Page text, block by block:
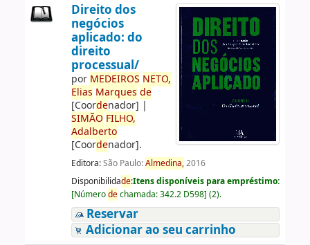
Direito dos
negócios
aplicado: do
direito
processual/
por MEDEIROS NETO,
Elias Marques de
[Coordenador] |
SIMÃO FILHO,
Adalberto
[Coordenador].
Editora:São Paulo:Almedina,2016
Disponibilidade:Itens disponíveis para empréstimo:
[Númerodechamada:342.2 D598] (2).
Reservar
Adicionar ao seu carrinho